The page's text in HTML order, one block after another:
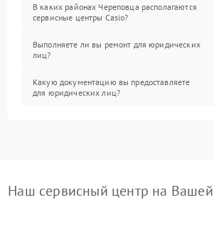
В каких районах Череповца располагаются
сервисные центры Casio?
Выполняете ли вы ремонт для юридических
лиц?
Какую документацию вы предоставляете
для юридических лиц?
Наш сервисный центр на